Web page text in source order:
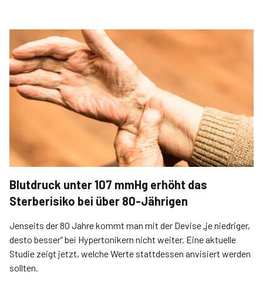
Blutdruck unter 107 mmHg erhöht das
Sterberisiko bei über 80-Jährigen
Jenseits der 80 Jahre kommt man mit der Devise „je niedriger,
desto besser“ bei Hypertonikern nicht weiter. Eine aktuelle
Studie zeigt jetzt, welche Werte stattdessen anvisiert werden
sollten.